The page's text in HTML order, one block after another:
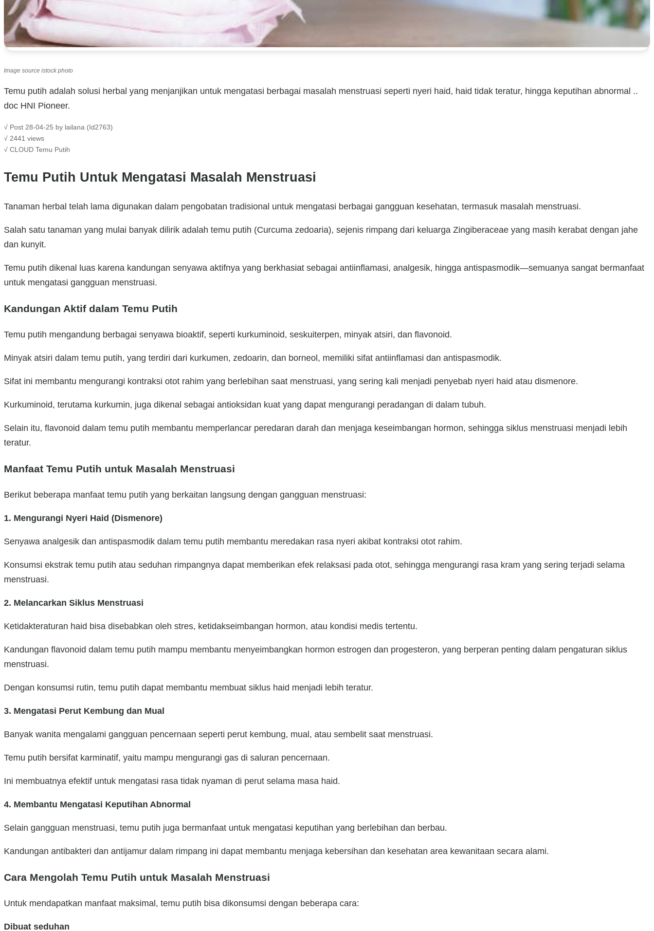
Image source istock photo
Temu putih adalah solusi herbal yang menjanjikan untuk mengatasi berbagai masalah menstruasi seperti nyeri haid, haid tidak teratur, hingga keputihan abnormal ..
doc HNI Pioneer.
√ Post 28-04-25 by lailana (Id2763)
√ 2441 views
√ CLOUD Temu Putih
Temu Putih Untuk Mengatasi Masalah Menstruasi
Tanaman herbal telah lama digunakan dalam pengobatan tradisional untuk mengatasi berbagai gangguan kesehatan, termasuk masalah menstruasi.
Salah satu tanaman yang mulai banyak dilirik adalah temu putih (Curcuma zedoaria), sejenis rimpang dari keluarga Zingiberaceae yang masih kerabat dengan jahe
dan kunyit.
Temu putih dikenal luas karena kandungan senyawa aktifnya yang berkhasiat sebagai antiinflamasi, analgesik, hingga antispasmodik—semuanya sangat bermanfaat
untuk mengatasi gangguan menstruasi.
Kandungan Aktif dalam Temu Putih
Temu putih mengandung berbagai senyawa bioaktif, seperti kurkuminoid, seskuiterpen, minyak atsiri, dan flavonoid.
Minyak atsiri dalam temu putih, yang terdiri dari kurkumen, zedoarin, dan borneol, memiliki sifat antiinflamasi dan antispasmodik.
Sifat ini membantu mengurangi kontraksi otot rahim yang berlebihan saat menstruasi, yang sering kali menjadi penyebab nyeri haid atau dismenore.
Kurkuminoid, terutama kurkumin, juga dikenal sebagai antioksidan kuat yang dapat mengurangi peradangan di dalam tubuh.
Selain itu, flavonoid dalam temu putih membantu memperlancar peredaran darah dan menjaga keseimbangan hormon, sehingga siklus menstruasi menjadi lebih
teratur.
Manfaat Temu Putih untuk Masalah Menstruasi
Berikut beberapa manfaat temu putih yang berkaitan langsung dengan gangguan menstruasi:
1. Mengurangi Nyeri Haid (Dismenore)
Senyawa analgesik dan antispasmodik dalam temu putih membantu meredakan rasa nyeri akibat kontraksi otot rahim.
Konsumsi ekstrak temu putih atau seduhan rimpangnya dapat memberikan efek relaksasi pada otot, sehingga mengurangi rasa kram yang sering terjadi selama
menstruasi.
2. Melancarkan Siklus Menstruasi
Ketidakteraturan haid bisa disebabkan oleh stres, ketidakseimbangan hormon, atau kondisi medis tertentu.
Kandungan flavonoid dalam temu putih mampu membantu menyeimbangkan hormon estrogen dan progesteron, yang berperan penting dalam pengaturan siklus
menstruasi.
Dengan konsumsi rutin, temu putih dapat membantu membuat siklus haid menjadi lebih teratur.
3. Mengatasi Perut Kembung dan Mual
Banyak wanita mengalami gangguan pencernaan seperti perut kembung, mual, atau sembelit saat menstruasi.
Temu putih bersifat karminatif, yaitu mampu mengurangi gas di saluran pencernaan.
Ini membuatnya efektif untuk mengatasi rasa tidak nyaman di perut selama masa haid.
4. Membantu Mengatasi Keputihan Abnormal
Selain gangguan menstruasi, temu putih juga bermanfaat untuk mengatasi keputihan yang berlebihan dan berbau.
Kandungan antibakteri dan antijamur dalam rimpang ini dapat membantu menjaga kebersihan dan kesehatan area kewanitaan secara alami.
Cara Mengolah Temu Putih untuk Masalah Menstruasi
Untuk mendapatkan manfaat maksimal, temu putih bisa dikonsumsi dengan beberapa cara:
Dibuat seduhan